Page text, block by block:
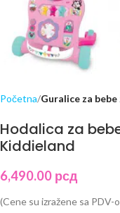
Početna Guralice za
Hodalica za
Kiddieland
6,490.00 рсд
(Cene su izražene sa PDV-